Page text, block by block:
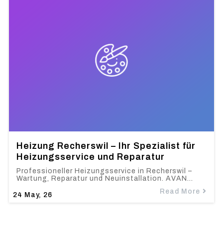
Heizung Recherswil – Ihr Spezialist für
Heizungsservice und Reparatur
24 May, 26
Professioneller Heizungsservice in Recherswil –
Wartung, Reparatur und Neuinstallation. AVAN…
Read More